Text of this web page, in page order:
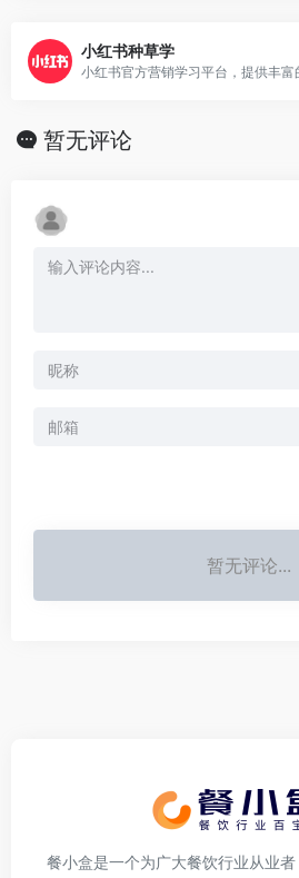
小红书种草学
暂无评论
暂无评论...
餐小盒是一个为广大餐饮行业从业